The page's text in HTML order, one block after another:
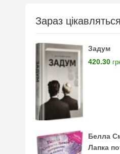
Зараз цікавляться
Задум
420.30
Белла
Лапка